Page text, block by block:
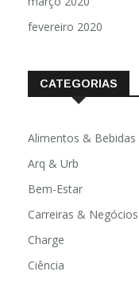
fevereiro 2020
CATEGORIAS
Alimentos & Bebidas
Arq & Urb
Bem-Estar
Carreiras & Negócios
Charge
Ciência